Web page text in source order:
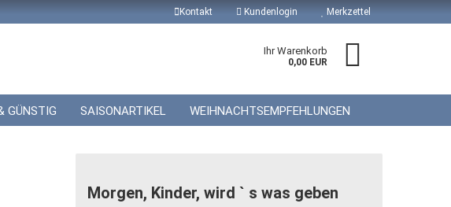
Kontakt Kundenlogin Merkzettel
Ihr Warenkorb
0,00 EUR
GÜNSTIG SAISONARTIKEL WEIHNACHTSEMPFEHLUNGEN
Morgen, Kinder, wird ` s was geben